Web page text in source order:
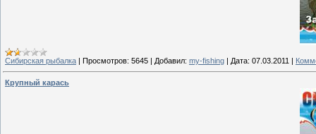
Сибирская рыбалка Просмотров: 5645 Добавил: my-fishing Дата: 07.03.2011
Крупный карась